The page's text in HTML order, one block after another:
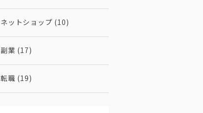
ネットショップ (10)
副業 (17)
転職 (19)